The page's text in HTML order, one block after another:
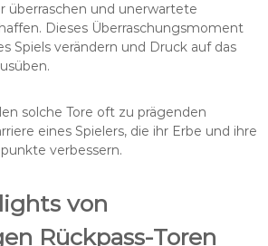
überraschen und unerwartete
Dieses Überraschungsmoment
Spiels verändern und Druck auf das
solche Tore oft zu prägenden
eines Spielers, die ihr Erbe und ihre
verbessern.
von
Rückpass-Toren